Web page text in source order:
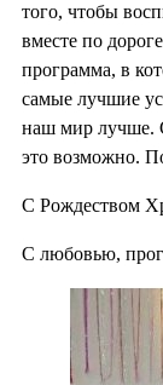
того, чтобы
вместе по
программа, в
самые лучшие
наш мир лучше.
это возможно.
С Рождеством
С любовью,